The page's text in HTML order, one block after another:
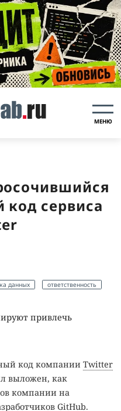
МЕНЮ
код сервиса
данных
ответственность
привлечь
код компании Twitter
выложен, как
компании на
GitHub.